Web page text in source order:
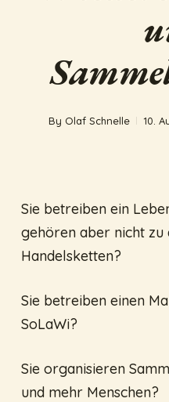
By Olaf Schnelle 10.
Sie betreiben ein
gehören aber nicht zu
Handelsketten?
Sie betreiben einen
SoLaWi?
Sie organisieren
und mehr Menschen?